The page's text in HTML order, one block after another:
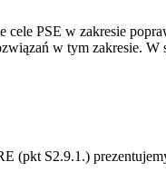
PSE w zakresie
w tym zakresie. W
(pkt S2.9.1.)